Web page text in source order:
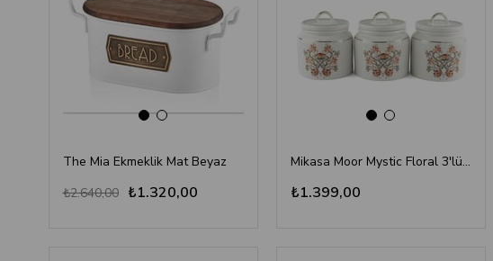
The Mia Ekmeklik Mat Beyaz
₺1.320,00
₺2.640,00
Mikasa Moor Mystic Floral 3'lü Porselen Kavanoz Seti 500ml - Lüks Mutfak Düzenleyici
₺1.399,00